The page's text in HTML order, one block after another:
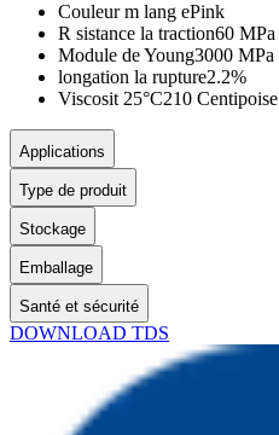
Couleur m lang ePink
R sistance la traction60 MPa
Module de Young3000 MPa
longation la rupture2.2%
Viscosit 25°C210 Centipoise
Applications
Type de produit
Stockage
Emballage
Santé et sécurité
DOWNLOAD TDS